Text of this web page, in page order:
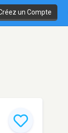
un Compte